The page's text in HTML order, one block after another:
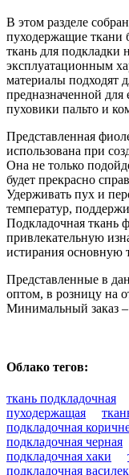
В этом разделе
пуходержащие ткани
ткань для подкладки
эксплуатационным
материалы подходят
предназначенной для
пуховики пальто и
Представленная
использована при
Она не только
будет прекрасно
Удерживать пух и
температур,
Подкладочная ткань
привлекательную
истирания основную
Представленные в
оптом, в розницу на
Минимальный заказ –
Облако тегов:
ткань подкладочная
пуходержащая
подкладочная
подкладочная черная
подкладочная хаки
подкладочная василек